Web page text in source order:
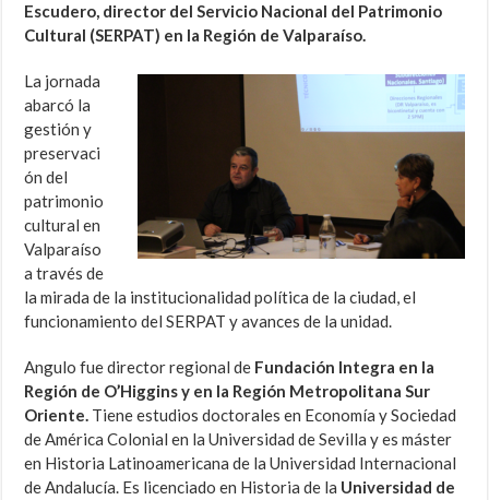
Escudero, director del Servicio Nacional del Patrimonio
Cultural (SERPAT) en la Región de Valparaíso.
La jornada
abarcó la
gestión y
preservaci
ón del
patrimonio
cultural en
Valparaíso
a través de
la mirada de la institucionalidad política de la ciudad, el
funcionamiento del SERPAT y avances de la unidad.
Angulo fue director regional de Fundación Integra en la
Región de O’Higgins y en la Región Metropolitana Sur
Oriente. Tiene estudios doctorales en Economía y Sociedad
de América Colonial en la Universidad de Sevilla y es máster
en Historia Latinoamericana de la Universidad Internacional
de Andalucía. Es licenciado en Historia de la Universidad de